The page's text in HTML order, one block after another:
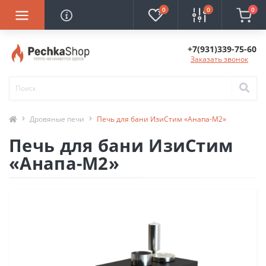
0 0 0
+7(931)339-75-60
Заказать звонок
Дровяные печи Печь для бани ИзиСтим «Анапа-М2»
Печь для бани ИзиСтим
«Анапа-М2»